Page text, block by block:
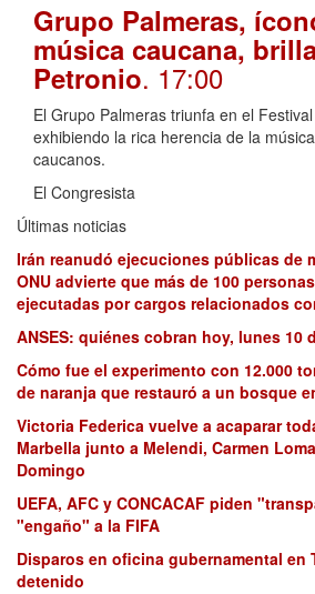
Grupo Palmeras,
música caucana,
Petronio. 17:00
El Grupo Palmeras triunfa en el
exhibiendo la rica herencia de la
caucanos.
El Congresista
Últimas noticias
Irán reanudó ejecuciones públicas de
ONU advierte que más de 100
ejecutadas por cargos relacionados
ANSES: quiénes cobran hoy, lunes 10
Cómo fue el experimento con 12.000
de naranja que restauró a un bosque
Victoria Federica vuelve a acaparar
Marbella junto a Melendi, Carmen
Domingo
UEFA, AFC y CONCACAF piden
"engaño" a la FIFA
Disparos en oficina gubernamental en
detenido